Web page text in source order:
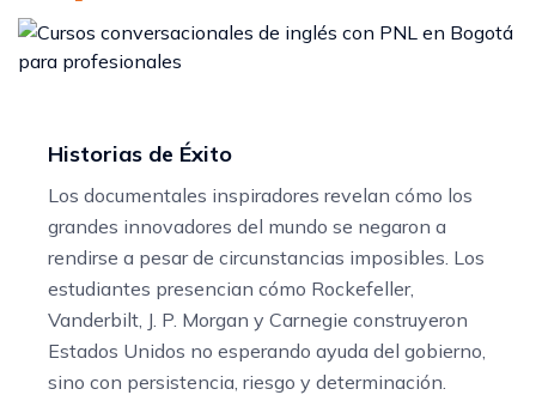
Historias de Éxito
Los documentales inspiradores revelan cómo los
grandes innovadores del mundo se negaron a
rendirse a pesar de circunstancias imposibles. Los
estudiantes presencian cómo Rockefeller,
Vanderbilt, J. P. Morgan y Carnegie construyeron
Estados Unidos no esperando ayuda del gobierno,
sino con persistencia, riesgo y determinación.